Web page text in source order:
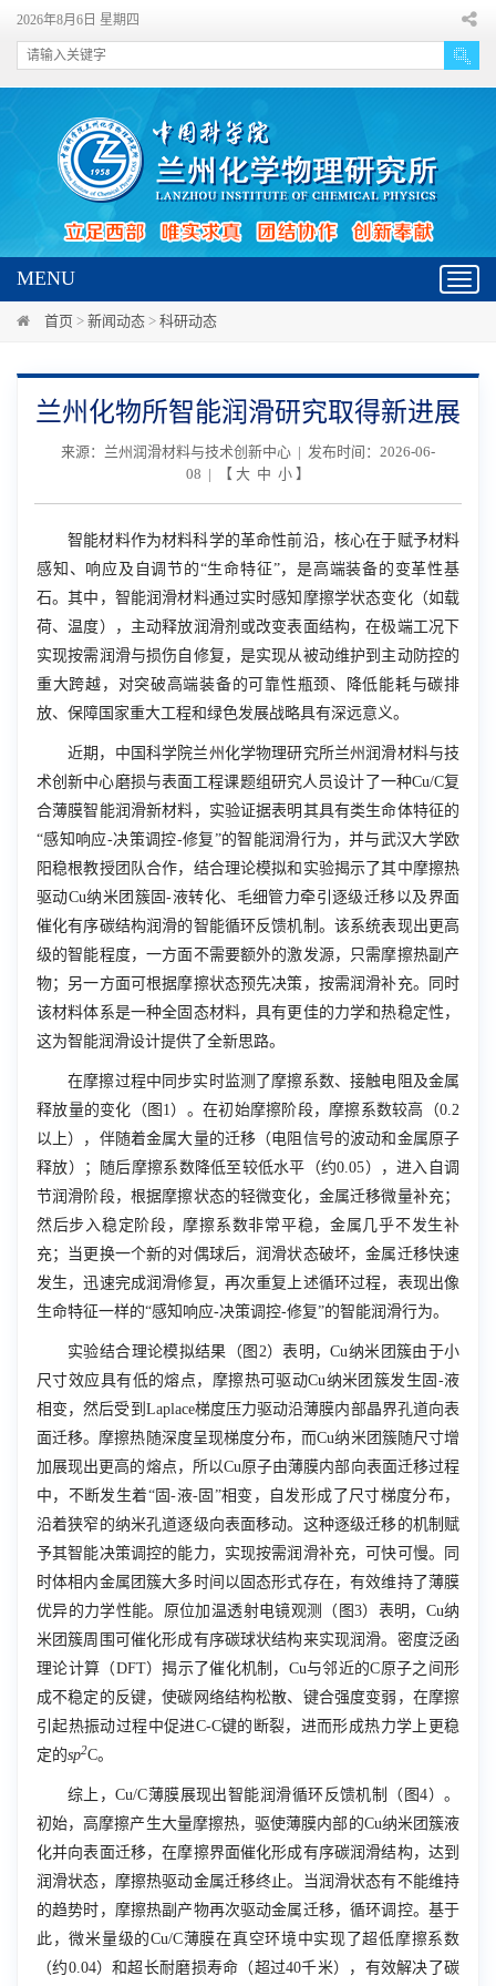
2026年8月6日 星期四
MENU
首页 > 新闻动态 > 科研动态
兰州化物所智能润滑研究取得新进展
来源：兰州润滑材料与技术创新中心 | 发布时间：2026-06-
08 | 【 大 中 小 】
智能材料作为材料科学的革命性前沿，核心在于赋予材料
感知、响应及自调节的“生命特征”，是高端装备的变革性基
石。其中，智能润滑材料通过实时感知摩擦学状态变化（如载
荷、温度），主动释放润滑剂或改变表面结构，在极端工况下
实现按需润滑与损伤自修复，是实现从被动维护到主动防控的
重大跨越，对突破高端装备的可靠性瓶颈、降低能耗与碳排
放、保障国家重大工程和绿色发展战略具有深远意义。
近期，中国科学院兰州化学物理研究所兰州润滑材料与技
术创新中心磨损与表面工程课题组研究人员设计了一种Cu/C复
合薄膜智能润滑新材料，实验证据表明其具有类生命体特征的
“感知 响应-决策调控-修复”的智能润滑行为，并与武汉大学欧
阳稳根教授团队合作，结合理论模拟和实验揭示了其中摩擦热
驱动Cu纳米团簇固-液转化、毛细管力牵引逐级迁移以及界面
催化有序碳结构润滑的智能循环反馈机制。该系统表现出更高
级的智能程度，一方面不需要额外的激发源，只需摩擦热副产
物；另一方面可根据摩擦状态预先决策，按需润滑补充。同时
该材料体系是一种全固态材料，具有更佳的力学和热稳定性，
这为智能润滑设计提供了全新思路。
在摩擦过程中同步实时监测了摩擦系数、接触电阻及金属
释放量的变化（图 1）。在初始摩擦阶段，摩擦系数较高（0.2
以上），伴随着金属大量的迁移（电阻信号的波动和金属原子
释放）；随后摩擦系数降低至较低水平（约0.05），进入自调
节润滑阶段，根据摩擦状态的轻微变化，金属迁移微量补充；
然后步入稳定阶段，摩擦系数非常平稳，金属几乎不发生补
充；当更换一个新的对偶球后，润滑状态破坏，金属迁移快速
发生，迅速完成润滑修复，再次重复上述循环过程，表现出像
生命特征一样的“感知响应-决策调控-修复”的智能润滑行为。
实验结合理论模拟结果（图 2）表明，Cu纳米团簇由于小
尺寸效应具有低的熔点，摩擦热可驱动Cu纳米团簇发生固-液
相变，然后受到 Laplace梯度压力驱动沿薄膜内部晶界孔道向表
面迁移。摩擦热随深度呈现梯度分布，而Cu纳米团簇随尺寸增
加展现出更高的熔点，所以Cu原子由薄膜内部向表面迁移过程
中，不断发生着“固-液-固”相变，自发形成了尺寸梯度分布，
沿着狭窄的纳米孔道逐级向表面移动。这种逐级迁移的机制赋
予其智能决策调控的能力，实现按需润滑补充，可快可慢。同
时体相内金属团簇大多时间以固态形式存在，有效维持了薄膜
优异的力学性能。原位加温透射电镜观测（图3）表明， Cu纳
米团簇周围可催化形成有序碳球状结构来实现润滑。密度泛函
理论计算（DFT）揭示了催化机制， Cu与邻近的C原子之间形
成不稳定的反键，使碳网络结构松散、键合强度变弱，在摩擦
引起热振动过程中促进C-C键的断裂，进而形成热力学上更稳
定的sp2C。
综上，Cu/C薄膜展现出智能润滑循环反馈机制（图4）。
初始，高摩擦产生大量摩擦热，驱使薄膜内部的Cu纳米团簇液
化并向表面迁移，在摩擦界面催化形成有序碳润滑结构，达到
润滑状态，摩擦热驱动金属迁移终止。当润滑状态有不能维持
的趋势时，摩擦热副产物再次驱动金属迁移，循环调控。基于
此，微米量级的Cu/C薄膜在真空环境中实现了超低摩擦系数
（约0.04）和超长耐磨损寿命（超过40千米），有效解决了碳